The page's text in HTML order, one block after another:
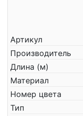
Артикул
Производитель
Длина (м)
Материал
Номер цвета
Тип